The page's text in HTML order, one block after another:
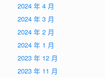
2024 年 4 月
2024 年 3 月
2024 年 2 月
2024 年 1 月
2023 年 12 月
2023 年 11 月